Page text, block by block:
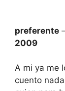
preferente
2009
A mi ya me
cuento